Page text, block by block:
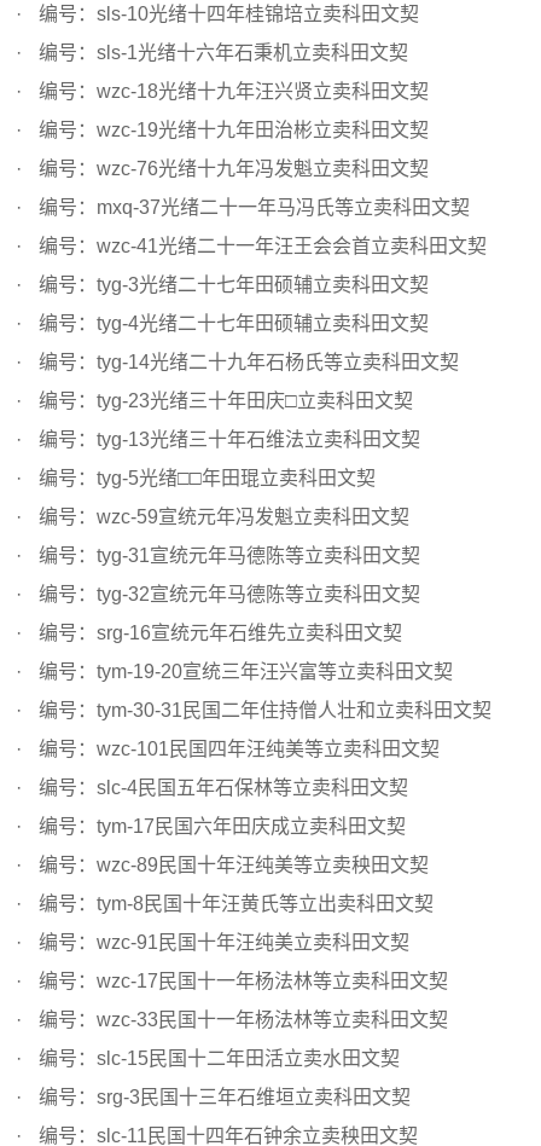
编号：sls-10光绪十四年桂锦培立卖科田文契
编号：sls-1光绪十六年石秉机立卖科田文契
编号：wzc-18光绪十九年汪兴贤立卖科田文契
编号：wzc-19光绪十九年田治彬立卖科田文契
编号：wzc-76光绪十九年冯发魁立卖科田文契
编号：mxq-37光绪二十一年马冯氏等立卖科田文契
编号：wzc-41光绪二十一年汪王会会首立卖科田文契
编号：tyg-3光绪二十七年田硕辅立卖科田文契
编号：tyg-4光绪二十七年田硕辅立卖科田文契
编号：tyg-14光绪二十九年石杨氏等立卖科田文契
编号：tyg-23光绪三十年田庆□立卖科田文契
编号：tyg-13光绪三十年石维法立卖科田文契
编号：tyg-5光绪□□年田琨立卖科田文契
编号：wzc-59宣统元年冯发魁立卖科田文契
编号：tyg-31宣统元年马德陈等立卖科田文契
编号：tyg-32宣统元年马德陈等立卖科田文契
编号：srg-16宣统元年石维先立卖科田文契
编号：tym-19-20宣统三年汪兴富等立卖科田文契
编号：tym-30-31民国二年住持僧人壮和立卖科田文契
编号：wzc-101民国四年汪纯美等立卖科田文契
编号：slc-4民国五年石保林等立卖科田文契
编号：tym-17民国六年田庆成立卖科田文契
编号：wzc-89民国十年汪纯美等立卖秧田文契
编号：tym-8民国十年汪黄氏等立出卖科田文契
编号：wzc-91民国十年汪纯美立卖科田文契
编号：wzc-17民国十一年杨法林等立卖科田文契
编号：wzc-33民国十一年杨法林等立卖科田文契
编号：slc-15民国十二年田活立卖水田文契
编号：srg-3民国十三年石维垣立卖科田文契
编号：slc-11民国十四年石钟余立卖秧田文契